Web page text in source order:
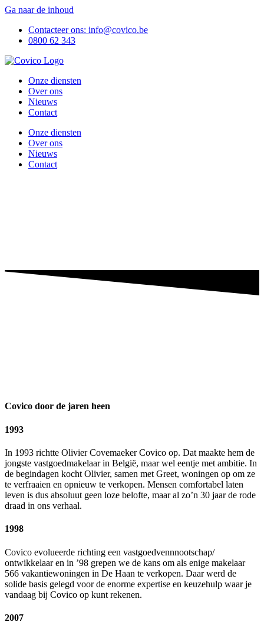
Ga naar de inhoud
Contacteer ons: info@covico.be
0800 62 343
Onze diensten
Over ons
Nieuws
Contact
Onze diensten
Over ons
Nieuws
Contact
Covico door de jaren heen
1993
In 1993 richtte Olivier Covemaeker Covico op. Dat maakte hem de
jongste vastgoedmakelaar in België, maar wel eentje met ambitie. In
de begindagen kocht Olivier, samen met Greet, woningen op om ze
te verfraaien en opnieuw te verkopen. Mensen comfortabel laten
leven is dus absoluut geen loze belofte, maar al zo’n 30 jaar de rode
draad in ons verhaal.
1998
Covico evolueerde richting een vastgoedvennnootschap/
ontwikkelaar en in ’98 grepen we de kans om als enige makelaar
566 vakantiewoningen in De Haan te verkopen. Daar werd de
solide basis gelegd voor de enorme expertise en keuzehulp waar je
vandaag bij Covico op kunt rekenen.
2007